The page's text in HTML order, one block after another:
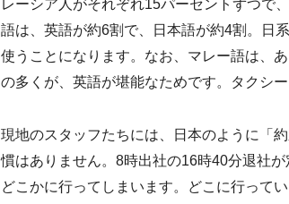
レーシア人がそれぞれ15パーセントずつで
語は、英語が約6割で、日本語が約4割。日
使うことになります。なお、マレー語は、
の多くが、英語が堪能なためです。タクシ
現地のスタッフたちには、日本のように「
慣はありません。8時出社の16時40分退社
どこかに行ってしまいます。どこに行って